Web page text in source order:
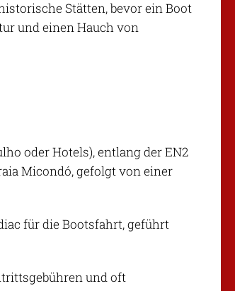
Stätten, bevor ein Boot
und einen Hauch von
oder Hotels), entlang der EN2
Micondó, gefolgt von einer
für die Bootsfahrt, geführt
und oft